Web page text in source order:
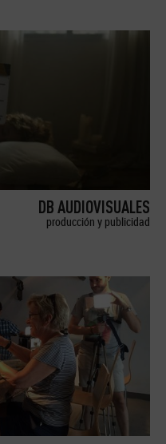
DB AUDIOVISUALES
producción y publicidad